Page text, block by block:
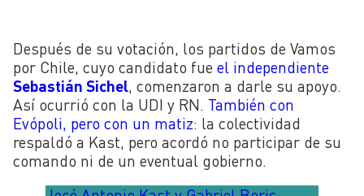
Después de su votación, los partidos de Vamos
por Chile, cuyo candidato fue el independiente
Sebastián Sichel, comenzaron a darle su apoyo.
Así ocurrió con la UDI y RN. También con
Evópoli, pero con un matiz: la colectividad
respaldó a Kast, pero acordó no participar de su
comando ni de un eventual gobierno.